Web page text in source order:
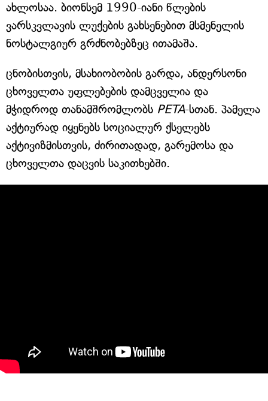
ახლოსაა. ბიონსემ 1990-იანი წლების
ვარსკვლავის ლუქების გახსენებით მსმენელის
ნოსტალგიურ გრძნობებზეც ითამაშა.
ცნობისთვის, მსახიობობის გარდა, ანდერსონი
ცხოველთა უფლებების დამცველია და
მჭიდროდ თანამშრომლობს PETA-სთან. პამელა
აქტიურად იყენებს სოციალურ ქსელებს
აქტივიზმისთვის, ძირითადად, გარემოსა და
ცხოველთა დაცვის საკითხებში.